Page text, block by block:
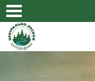
Skip to main content